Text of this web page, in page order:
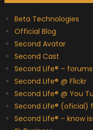
Beta Technologies
Official Blog
Second Avatar
Second Cast
Second Life® – forums
Second Life® @ Flickr
Second Life® @ You
Second Life® (oficial)
Second Life® – know